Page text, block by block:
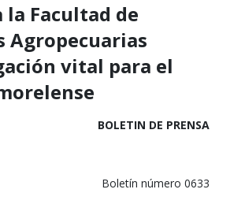
la Facultad de
Agropecuarias
vital para el
BOLETIN DE PRENSA
Boletín número 0633